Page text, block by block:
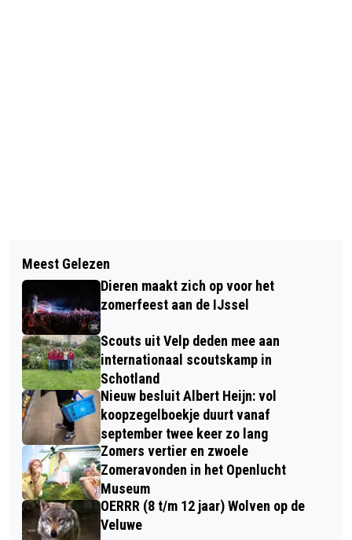
CONTACT OPNEMEN MET DE
REDACTIE KAN OP VELE MANIEREN
REÜNIE JAN LIGTHARTSCHOOL LAAG-
SOEREN ZATERDAG 21 JANUARI IN DE
HARMONIE
Meest Gelezen
Dieren maakt zich op voor het
zomerfeest aan de IJssel
Scouts uit Velp deden mee aan
internationaal scoutskamp in
Schotland
Nieuw besluit Albert Heijn: vol
koopzegelboekje duurt vanaf
september twee keer zo lang
Zomers vertier en zwoele
Zomeravonden in het Openlucht
Museum
OERRR (8 t/m 12 jaar) Wolven op de
Veluwe